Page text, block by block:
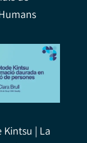
Kintsu | La